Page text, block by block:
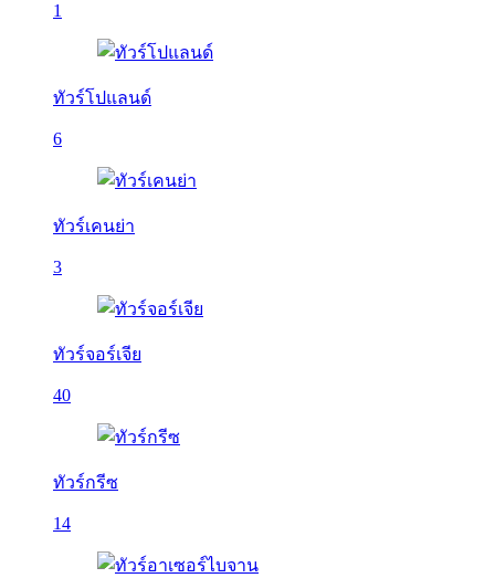
1
ทัวร์โปแลนด์
6
ทัวร์เคนย่า
3
ทัวร์จอร์เจีย
40
ทัวร์กรีซ
14